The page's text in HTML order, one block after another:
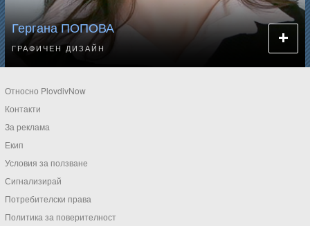
Гергана ПОПОВА
ГРАФИЧЕН ДИЗАЙН
Относно PlovdivNow
Контакти
За реклама
Екип
Условия за ползване
Сигнализирай
Потребителски права
Политика за поверителност